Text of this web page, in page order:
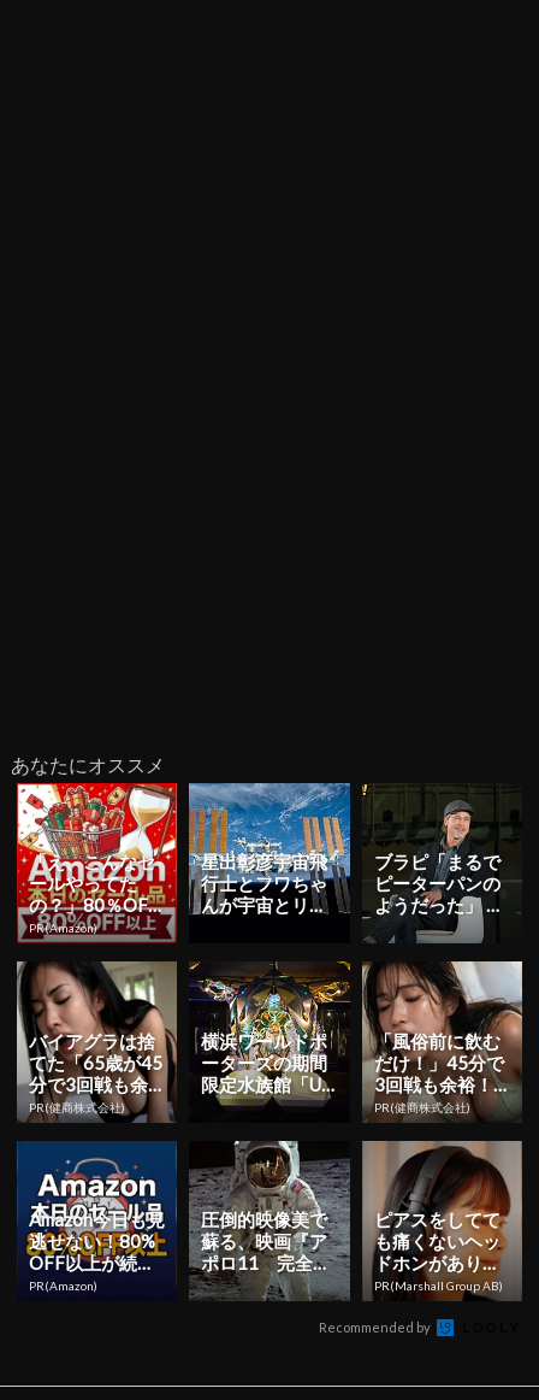
あなたにオススメ
「え、こんなセ
ールやってた
の？」80％OFF
以上が続々登
場！Amazonの本
気が...
PR(Amazon)
星出彰彦宇宙飛
行士とフワちゃ
んが宇宙とリア
イブ授業」が...
ブラピ「まるで
ピーターパンの
ようだった」 主
演・製作の最新
作『アド・アス
トラ』来...
バイアグラは捨
てた「65歳が45
分で3回戦も余
裕」980円で朝
まで絶好調！
PR(健商株式会社)
横浜ワールドポ
ーターズの期間
限定水族館「UN
DER WATER SP
「風俗前に飲む
だけ！」45分で
3回戦も余裕！9
80円で朝まで絶
好調
PR(健商株式会社)
Amazon今日も見
逃せない！80%
OFF以上が続々
登場
PR(Amazon)
圧倒的映像美で
蘇る、映画『ア
ポロ11 完全
版』 7月19日
（金）より109
ピアスをしてて
も痛くないヘッ
ドホンがありま
した
PR(Marshall Group AB)
Recommended by